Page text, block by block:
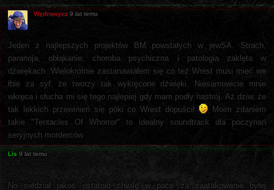
Wędrowycz 9 lat temu
Jeden z najlepszych projektów BM powstałych w jewSA. Strach,
paranoja, obłąkanie, choroba psychiczna i patologia zaklęta w
dźwiękach. Wielokrotnie zastanawiałem się co też Wrest musi mieć we
łbie za syf, że tworzy tak wykręcone dźwięki. Niesamowicie mnie
wkręca i słucha mi się tego najlepiej gdy mam podły nastrój. Aż dziw, że
tak lekkich przewinień się póki co Wrest dopuścił
Moim zdaniem
takie "Tentacles Of Whorror" to idealny soundtrack dla poczynań
seryjnych morderców.
Lis 9 lat temu
No siedział jakoś ostatnio chwilę w pace za zaatakowanie byłej